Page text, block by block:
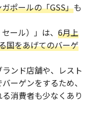
ポールの「GSS」も
ール）」は、 6月上
国をあげてのバーゲ
ンド店舗や、レスト
ーゲンをするため、
消費者も少なくあり